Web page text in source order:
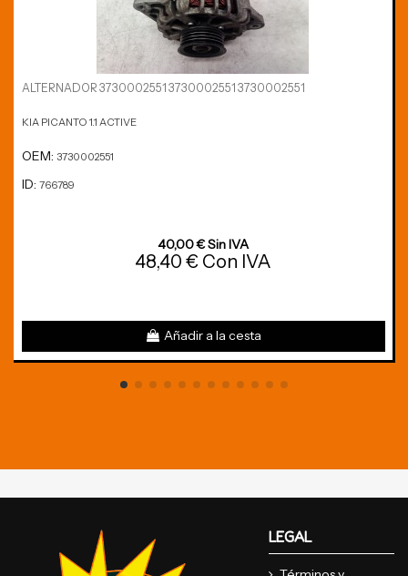
ALTERNADOR 3730002551 3730002551 3730002551
KIA PICANTO 1.1 ACTIVE
OEM: 3730002551
ID: 766789
40,00 € Sin IVA
48,40 € Con IVA
Añadir a la cesta
LEGAL